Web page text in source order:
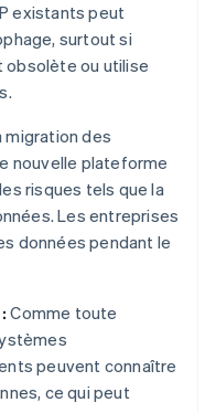
existants peut
surtout si
ou utilise
migration des
nouvelle plateforme
risques tels que la
Les entreprises
données pendant le
Comme toute
peuvent connaître
ce qui peut